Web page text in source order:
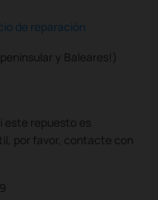
de reparación
y Baleares!)
este repuesto es
por favor, contacte con